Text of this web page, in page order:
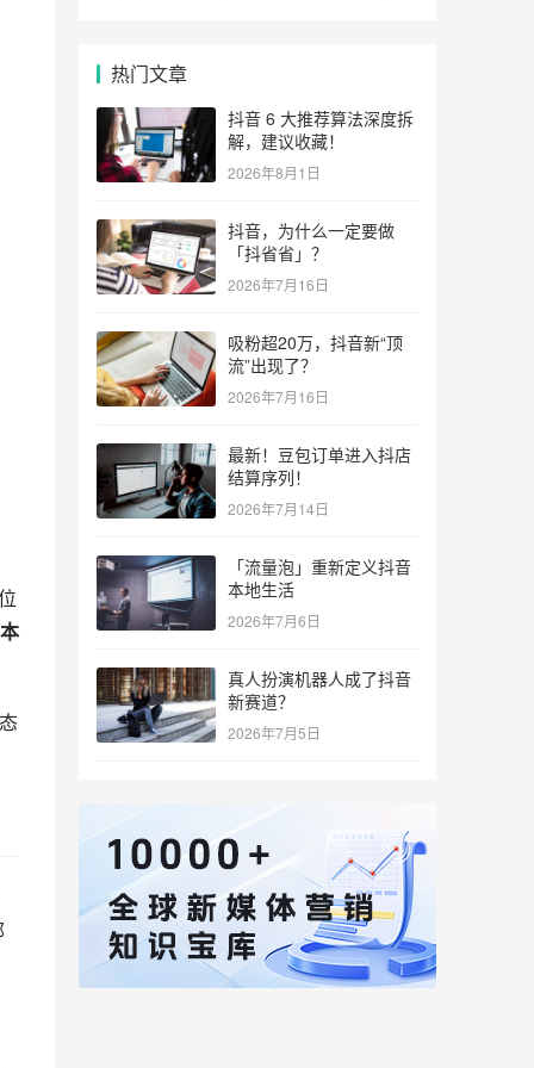
热门文章
抖音 6 大推荐算法深度拆
解，建议收藏！
2026年8月1日
抖音，为什么一定要做
「抖省省」？
2026年7月16日
吸粉超20万，抖音新“顶
流”出现了？
2026年7月16日
最新！豆包订单进入抖店
结算序列！
2026年7月14日
「流量泡」重新定义抖音
本地生活
2026年7月6日
真人扮演机器人成了抖音
新赛道？
2026年7月5日